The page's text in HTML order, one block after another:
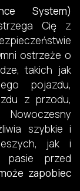
System)
Cię z
ostrzeże o
takich jak
pojazdu,
z przodu,
szybkie i
jak i
przed
zapobiec